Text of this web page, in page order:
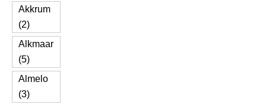
Akkrum
(2)
Alkmaar
(5)
Almelo
(3)